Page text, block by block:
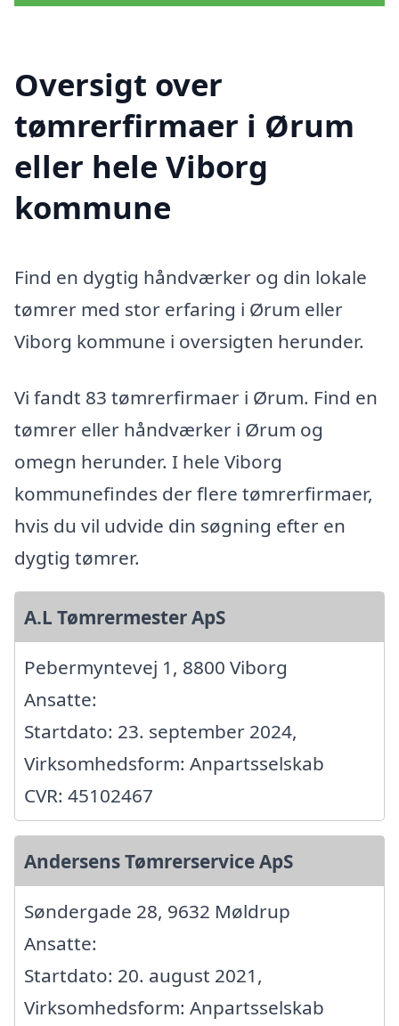
Oversigt over
tømrerfirmaer i Ørum
eller hele Viborg
kommune
Find en dygtig håndværker og din lokale
tømrer med stor erfaring i Ørum eller
Viborg kommune i oversigten herunder.
Vi fandt 83 tømrerfirmaer i Ørum. Find en
tømrer eller håndværker i Ørum og
omegn herunder. I hele Viborg
kommunefindes der flere tømrerfirmaer,
hvis du vil udvide din søgning efter en
dygtig tømrer.
A.L Tømrermester ApS
Pebermyntevej 1, 8800 Viborg
Ansatte:
Startdato: 23. september 2024,
Virksomhedsform: Anpartsselskab
CVR: 45102467
Andersens Tømrerservice ApS
Søndergade 28, 9632 Møldrup
Ansatte:
Startdato: 20. august 2021,
Virksomhedsform: Anpartsselskab